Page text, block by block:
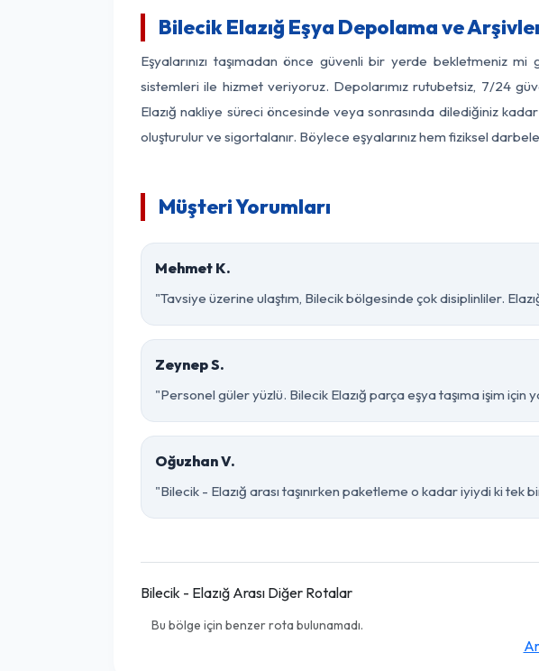
Bilecik Elazığ Eşya Depolama ve
Eşyalarınızı taşımadan önce güvenli bir yerde bekletmeniz
sistemleri ile hizmet veriyoruz. Depolarımız rutubetsiz, 7/24
Elazığ nakliye süreci öncesinde veya sonrasında dilediğiniz
oluşturulur ve sigortalanır. Böylece eşyalarınız hem fiziksel
Müşteri Yorumları
Mehmet K.
"Tavsiye üzerine ulaştım, Bilecik bölgesinde çok disiplinliler.
Zeynep S.
"Personel güler yüzlü. Bilecik Elazığ parça eşya taşıma işim için
Oğuzhan V.
"Bilecik - Elazığ arası taşınırken paketleme o kadar iyiydi ki tek
Bilecik - Elazığ Arası Diğer Rotalar
Bu bölge için benzer rota bulunamadı.